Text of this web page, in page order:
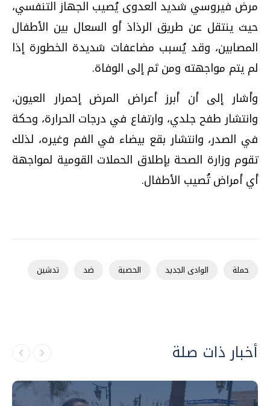
مرض فيروسي شديد العدوى يُصيب الجهاز التنفسي،
حيث ينتقل عن طريق الرذاذ أو السعال بين الأطفال
المصابين، وقد يُسبب مضاعفات شديدة الخطورة إذا
لم يتم مواجهته ومن ثم إلى الوفاة.
وأشار إلى أن أبرز أعراض المرض إحمرار العيون،
وانتشار طفح جلدي، وارتفاع في درجات الحرارة، وحكة
في الصدر، وانتشار بقع بيضاء في الفم وغيره، لذلك
تقوم وزارة الصحة بإطلاق الحملات القومية لمواجهة
أي أمراض تُصيب الأطفال.
حملة الوادى الجديد الحصبة ضد تدشين
أخبار ذات صلة